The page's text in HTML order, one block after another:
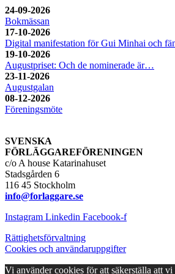
24-09-2026
Bokmässan
17-10-2026
Digital manifestation för Gui Minhai och
19-10-2026
Augustpriset: Och de nominerade är…
23-11-2026
Augustgalan
08-12-2026
Föreningsmöte
SVENSKA
FÖRLÄGGAREFÖRENINGEN
c/o A house Katarinahuset
Stadsgården 6
116 45 Stockholm
info@forlaggare.se
Instagram Linkedin Facebook-f
Rättighetsförvaltning
Cookies och användaruppgifter
Vi använder cookies för att säkerställa att